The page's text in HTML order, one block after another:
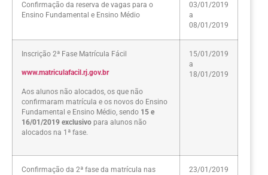
Confirmação da reserva de vagas para o
Ensino Fundamental e Ensino Médio
03/01/2019
a
08/01/2019
Inscrição 2ª Fase Matrícula Fácil
www.matriculafacil.rj.gov.br
Aos alunos não alocados, os que não
confirmaram matrícula e os novos do Ensino
Fundamental e Ensino Médio, sendo 15 e
16/01/2019 exclusivo para alunos não
alocados na 1ª fase.
15/01/2019
a
18/01/2019
Confirmação da 2ª fase da matrícula nas
23/01/2019